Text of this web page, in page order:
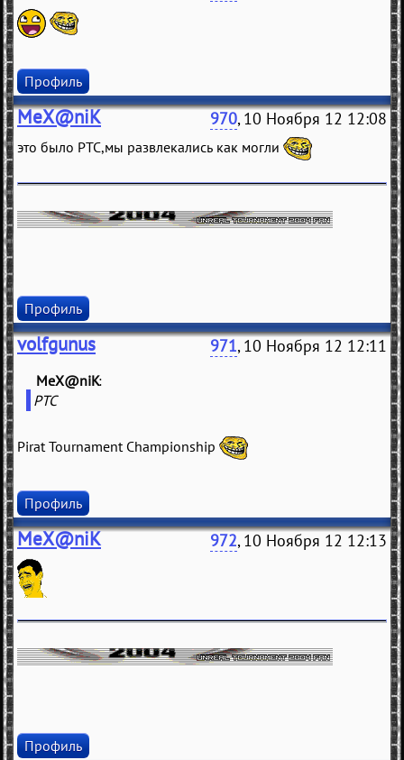
Профиль
MeX@niK 970, 10 Ноября 12 12:08
это было РТС,мы развлекались как могли
Профиль
volfgunus 971, 10 Ноября 12 12:11
MeX@niK
РТС
Pirat Tournament Championship
Профиль
MeX@niK 972, 10 Ноября 12 12:13
Профиль